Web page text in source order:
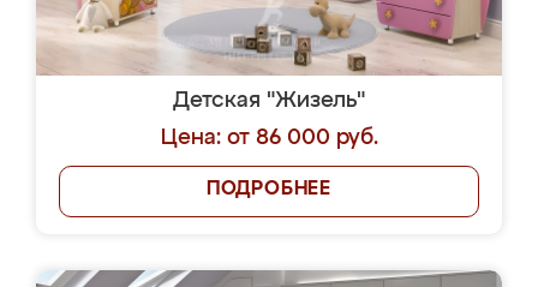
Детская "Жизель"
Цена: от 86 000 руб.
ПОДРОБНЕЕ